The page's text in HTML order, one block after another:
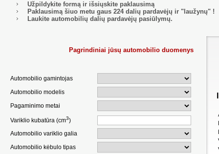
Užpildykite formą ir išsiųskite paklausimą
Paklausimą šiuo metu gaus 224dalių pardavėjų ir "laužynų" !
Laukite automobilių dalių pardavėjų pasiūlymų.
Pagrindiniai jūsų automobilio duomenys
Automobilio gamintojas
Automobilio modelis
Pagaminimo metai
Variklio kubatūra (cm3)
Automobilio variklio galia
Automobilio kėbulo tipas